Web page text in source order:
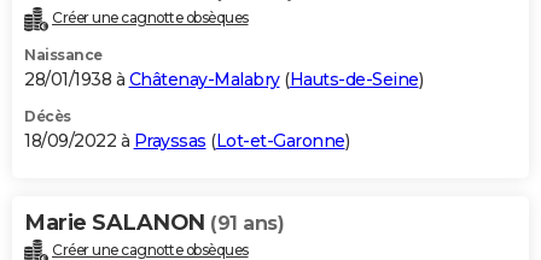
Créer une cagnotte obsèques
Naissance
28/01/1938 à Châtenay-Malabry(Hauts-de-Seine)
Décès
18/09/2022 à Prayssas (Lot-et-Garonne)
Marie SALANON (91 ans)
Créer une cagnotte obsèques